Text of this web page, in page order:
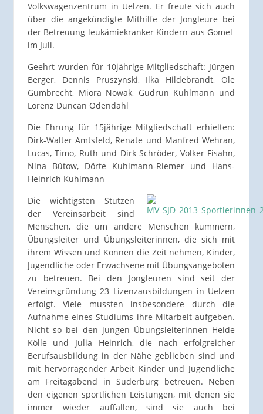
Volkswagenzentrum in Uelzen. Er freute sich auch
über die angekündigte Mithilfe der Jongleure bei
der Betreuung leukämiekranker Kindern aus Gomel
im Juli.
Geehrt wurden für 10jährige Mitgliedschaft: Jürgen
Berger, Dennis Pruszynski, Ilka Hildebrandt, Ole
Gumbrecht, Miora Nowak, Gudrun Kuhlmann und
Lorenz Duncan Odendahl
Die Ehrung für 15jährige Mitgliedschaft erhielten:
Dirk-Walter Amtsfeld, Renate und Manfred Wehran,
Lucas, Timo, Ruth und Dirk Schröder, Volker Fisahn,
Nina Bütow, Dörte Kuhlmann-Riemer und Hans-
Heinrich Kuhlmann
Die wichtigsten Stützen
der Vereinsarbeit sind
Menschen, die um andere Menschen kümmern,
Übungsleiter und Übungsleiterinnen, die sich mit
ihrem Wissen und Können die Zeit nehmen, Kinder,
Jugendliche oder Erwachsene mit Übungsangeboten
zu betreuen. Bei den Jongleuren sind seit der
Vereinsgründung 23 Lizenzausbildungen in Uelzen
erfolgt. Viele mussten insbesondere durch die
Aufnahme eines Studiums ihre Mitarbeit aufgeben.
Nicht so bei den jungen Übungsleiterinnen Heide
Kölle und Julia Heinrich, die nach erfolgreicher
Berufsausbildung in der Nähe geblieben sind und
mit hervorragender Arbeit Kinder und Jugendliche
am Freitagabend in Suderburg betreuen. Neben
den eigenen sportlichen Leistungen, mit denen sie
immer wieder auffallen, sind sie auch bei